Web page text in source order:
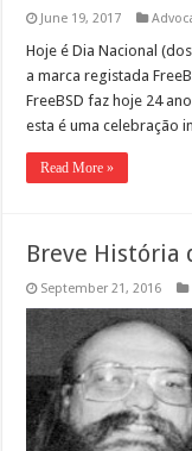
June 19, 2017
Hoje é Dia Nacional
a mar­ca reg­is­ta­da
FreeB­SD faz hoje 24
esta é uma cel­e­bração
Read More »
Breve História
September 21, 2016